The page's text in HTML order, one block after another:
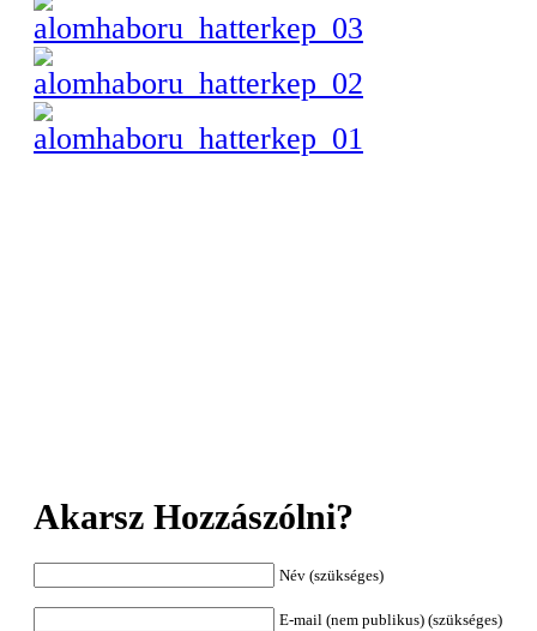
Akarsz Hozzászólni?
Név (szükséges)
E-mail (nem publikus) (szükséges)